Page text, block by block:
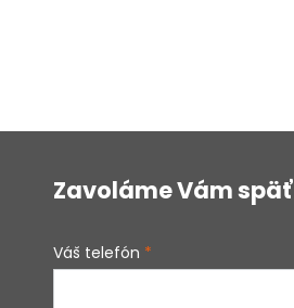
Zavoláme Vám späť
Váš telefón *